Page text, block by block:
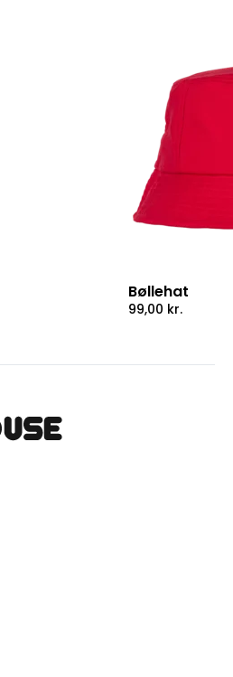
Bøllehat
99,00 kr.